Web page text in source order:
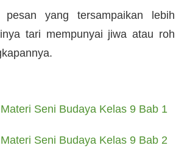
pesan yang tersampaikan lebih
tari mempunyai jiwa atau roh
Seni Budaya Kelas 9 Bab 1
Seni Budaya Kelas 9 Bab 2